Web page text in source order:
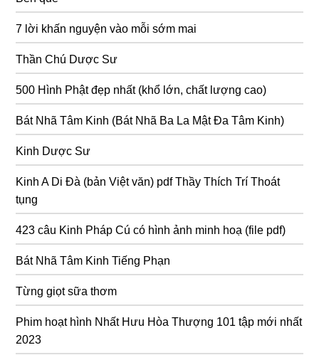
7 lời khấn nguyện vào mỗi sớm mai
Thần Chú Dược Sư
500 Hình Phật đẹp nhất (khổ lớn, chất lượng cao)
Bát Nhã Tâm Kinh (Bát Nhã Ba La Mật Đa Tâm Kinh)
Kinh Dược Sư
Kinh A Di Đà (bản Việt văn) pdf Thầy Thích Trí Thoát
tụng
423 câu Kinh Pháp Cú có hình ảnh minh hoạ (file pdf)
Bát Nhã Tâm Kinh Tiếng Phạn
Từng giọt sữa thơm
Phim hoạt hình Nhất Hưu Hòa Thượng 101 tập mới nhất
2023